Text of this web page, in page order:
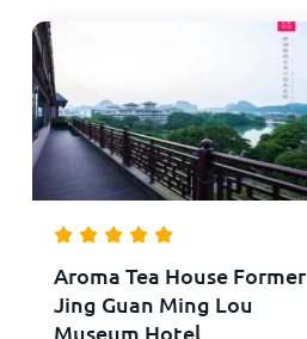
Aroma Tea House Former
Jing Guan Ming Lou
Museum Hotel